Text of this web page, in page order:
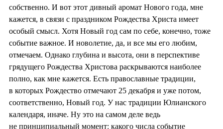
собственно. И вот этот дивный аромат Нового года, мне
кажется, в связи с праздником Рождества Христа имеет
особый смысл. Хотя Новый год сам по себе, конечно, тоже
событие важное. И новолетие, да, и все мы его любим,
отмечаем. Однако глубина и высота, они в перспективе
грядущего Рождества Христова раскрываются наиболее
полно, как мне кажется. Есть православные традиции,
в которых Рождество отмечают 25 декабря и уже потом,
соответственно, Новый год. У нас традиции Юлианского
календаря, иначе. Ну это на самом деле ведь
не принципиальный момент: какого числа событие